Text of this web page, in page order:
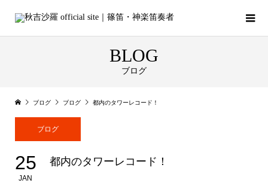
BLOG
ブログ
ブログ ブログ 都内のタワーレコード！
ブログ
25
JAN
都内のタワーレコード！